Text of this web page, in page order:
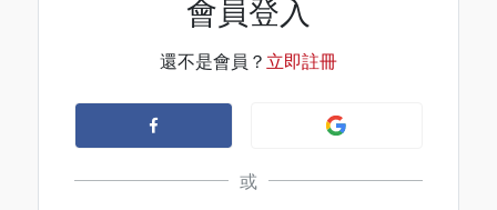
會員登入
還不是會員？ 立即註冊
或